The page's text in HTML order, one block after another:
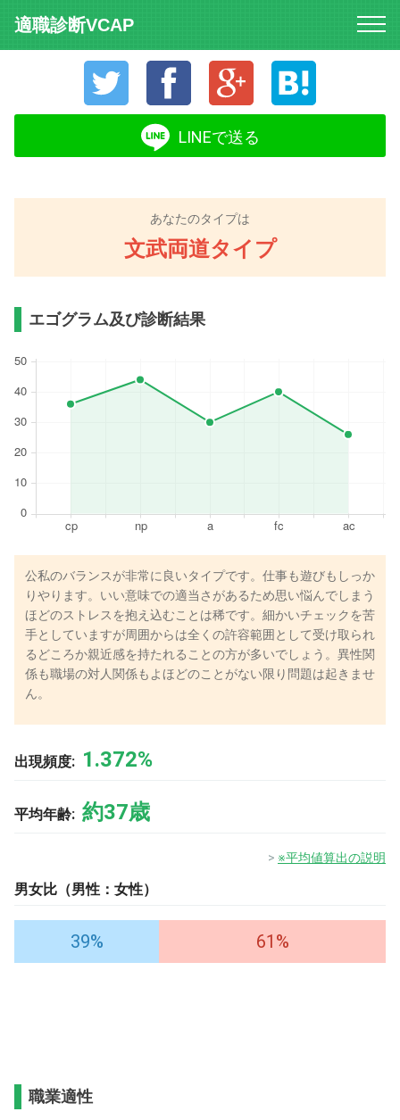
適職診断VCAP
Twitter Facebook Google+
LINEで送る
あなたのタイプは
文武両道タイプ
エゴグラム及び診断結果
公私のバランスが非常に良いタイプです。仕事も遊びもしっか
りやります。いい意味での適当さがあるため思い悩んでしまう
ほどのストレスを抱え込むことは稀です。細かいチェックを苦
手としていますが周囲からは全くの許容範囲として受け取られ
るどころか親近感を持たれることの方が多いでしょう。異性関
係も職場の対人関係もよほどのことがない限り問題は起きませ
ん。
出現頻度: 1.372%
平均年齢: 約37歳
※平均値算出の説明
男女比（男性：女性）
39% 61%
職業適性